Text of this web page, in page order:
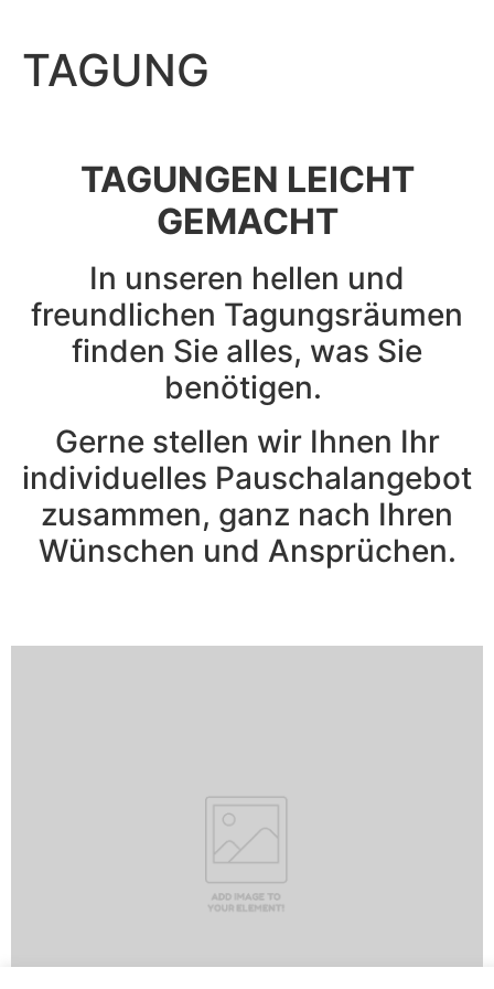
TAGUNG
TAGUNGEN LEICHT
GEMACHT
In unseren hellen und
freundlichen Tagungsräumen
finden Sie alles, was Sie
benötigen.
Gerne stellen wir Ihnen Ihr
individuelles Pauschalangebot
zusammen, ganz nach Ihren
Wünschen und Ansprüchen.